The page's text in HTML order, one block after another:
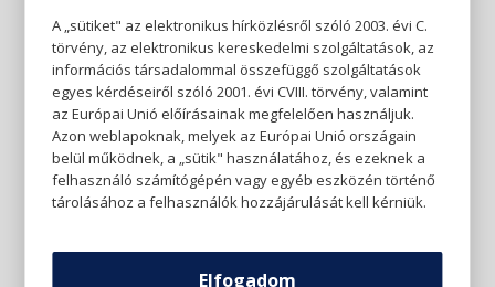
A „sütiket" az elektronikus hírközlésről szóló 2003. évi C.
törvény, az elektronikus kereskedelmi szolgáltatások, az
információs társadalommal összefüggő szolgáltatások
egyes kérdéseiről szóló 2001. évi CVIII. törvény, valamint
az Európai Unió előírásainak megfelelően használjuk.
Azon weblapoknak, melyek az Európai Unió országain
belül működnek, a „sütik" használatához, és ezeknek a
felhasználó számítógépén vagy egyéb eszközén történő
tárolásához a felhasználók hozzájárulását kell kérniük.
Elfogadom